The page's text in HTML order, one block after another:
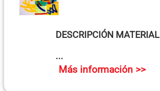
DESCRIPCIÓN MATERIAL
...
Más información >>